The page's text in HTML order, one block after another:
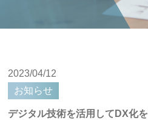
2023/04/12
お知らせ
デジタル技術を活用してDX化